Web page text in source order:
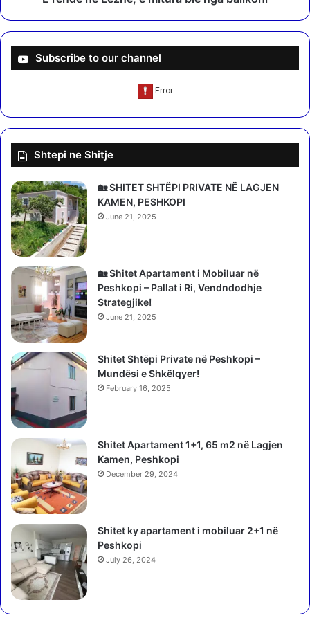
t
u
r
ë
s
p
ë
r
s
h
p
t
u
a
d
y
q
a
n
n
n
d
a
o
h
e
t
n
e
u
r
i
e
n
g
a
b
a
l
k
o
i
Subscribe to our channel
Shtepi ne Shitje
🏡 SHITET SHTËPI PRIVATE NË LAGJEN
KAMEN, PESHKOPI
June 21, 2025
🏡 Shitet Apartament i Mobiluar në
Peshkopi – Pallat i Ri, Vendndodhje
Strategjike!
June 21, 2025
Shitet Shtëpi Private në Peshkopi –
Mundësi e Shkëlqyer!
February 16, 2025
Shitet Apartament 1+1, 65 m2 në Lagjen
Kamen, Peshkopi
December 29, 2024
Shitet ky apartament i mobiluar 2+1 në
Peshkopi
July 26, 2024